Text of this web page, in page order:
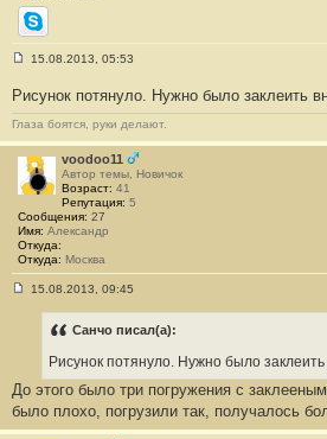
Skype
о
б
щ
е
н
и
е
#
2
15.08.2013, 05:53
Рисунок потянуло. Нужно было заклеить
Глаза боятся, руки делают.
voodoo11
Автор темы, Новичок
Возраст: 41
Репутация: 5
Сообщения: 27
Имя: Александр
Откуда:
Откуда: Москва
н
и
е
#
15.08.2013, 09:45
Санчо писал(а):
Рисунок потянуло. Нужно было заклеить
До этого было три погружения с
было плохо, погрузили так, получалось